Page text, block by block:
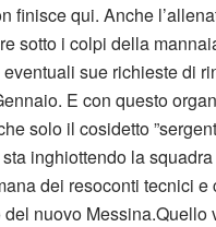
finisce qui. Anche
sotto i colpi della
sue richieste di
E con questo
solo il cosidetto
inghiottendo la
dei resoconti tecnici
nuovo